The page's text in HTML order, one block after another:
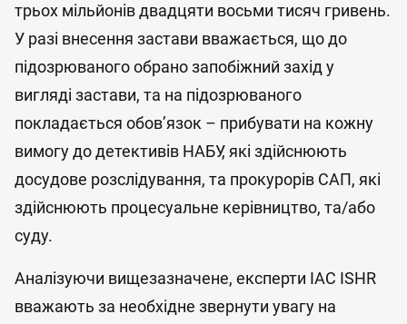
трьох мільйонів двадцяти восьми тисяч гривень.
У разі внесення застави вважається, що до
підозрюваного обрано запобіжний захід у
вигляді застави, та на підозрюваного
покладається обов’язок – прибувати на кожну
вимогу до детективів НАБУ, які здійснюють
досудове розслідування, та прокурорів САП, які
здійснюють процесуальне керівництво, та/або
суду.
Аналізуючи вищезазначене, експерти IAC ISHR
вважають за необхідне звернути увагу на